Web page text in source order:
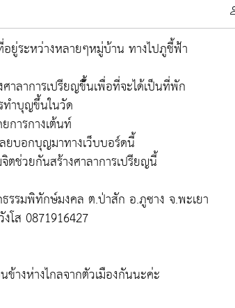
ยู่ระหว่างหลายๆหมู่บ้าน ทางไปภูชี้ฟ้า
าลาการเปรียญขึ้้นเพื่อที่จะได้เป็นที่พัก
ทำบุญขึ้นในวัด
การกางเต้นท์
ยบอกบุญมาทางเว็บบอร์ดนี้
ช่วยกันสร้างศาลาการเปรียญนี้
รรมพิทักษ์มงคล ต.ป่าสัก อ.ภูซาง จ.พะเยา
โส 0871916427
งห่างไกลจากตัวเมืองกันนะค่ะ